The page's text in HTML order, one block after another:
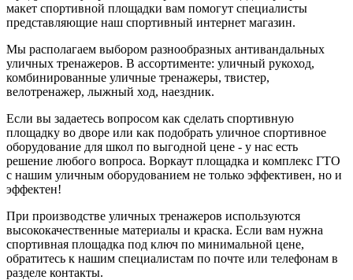
макет спортивной площадки вам помогут специалисты
представляющие наш спортивный интернет магазин.
Мы располагаем выбором разнообразных антивандальных
уличных тренажеров. В ассортименте: уличный рукоход,
комбинированные уличные тренажеры, твистер,
велотренажер, лыжный ход, наездник.
Если вы задаетесь вопросом как сделать спортивную
площадку во дворе или как подобрать уличное спортивное
оборудование для школ по выгодной цене - у нас есть
решение любого вопроса. Воркаут площадка и комплекс ГТО
с нашим уличным оборудованием не только эффективен, но и
эффектен!
При производстве уличных тренажеров используются
высококачественные материалы и краска. Если вам нужна
спортивная площадка под ключ по минимальной цене,
обратитесь к нашим специалистам по почте или телефонам в
разделе контакты.